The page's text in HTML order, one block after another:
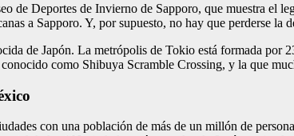
de Deportes de Invierno de Sapporo, que muestra el
a Sapporo. Y, por supuesto, no hay que perderse
de Japón. La metrópolis de Tokio está formada por
como Shibuya Scramble Crossing, y la que
con una población de más de un millón de